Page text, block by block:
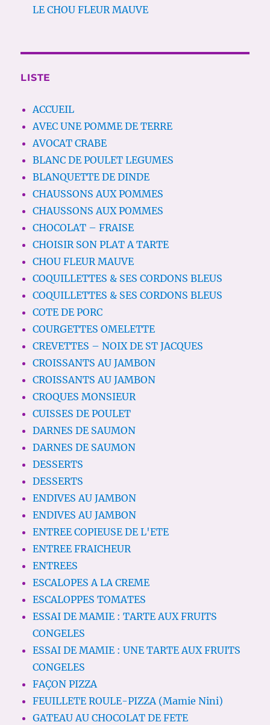
LE CHOU FLEUR MAUVE
LISTE
ACCUEIL
AVEC UNE POMME DE TERRE
AVOCAT CRABE
BLANC DE POULET LEGUMES
BLANQUETTE DE DINDE
CHAUSSONS AUX POMMES
CHAUSSONS AUX POMMES
CHOCOLAT – FRAISE
CHOISIR SON PLAT A TARTE
CHOU FLEUR MAUVE
COQUILLETTES & SES CORDONS BLEUS
COQUILLETTES & SES CORDONS BLEUS
COTE DE PORC
COURGETTES OMELETTE
CREVETTES – NOIX DE ST JACQUES
CROISSANTS AU JAMBON
CROISSANTS AU JAMBON
CROQUES MONSIEUR
CUISSES DE POULET
DARNES DE SAUMON
DARNES DE SAUMON
DESSERTS
DESSERTS
ENDIVES AU JAMBON
ENDIVES AU JAMBON
ENTREE COPIEUSE DE L'ETE
ENTREE FRAICHEUR
ENTREES
ESCALOPES A LA CREME
ESCALOPPES TOMATES
ESSAI DE MAMIE : TARTE AUX FRUITS
CONGELES
ESSAI DE MAMIE : UNE TARTE AUX FRUITS
CONGELES
FAÇON PIZZA
FEUILLETE ROULE-PIZZA (Mamie Nini)
GATEAU AU CHOCOLAT DE FETE